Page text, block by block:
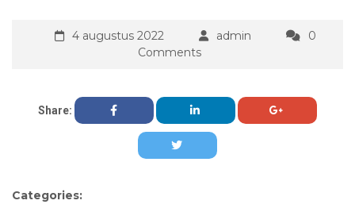
4 augustus 2022 admin
0
Comments
Share:
Categories: